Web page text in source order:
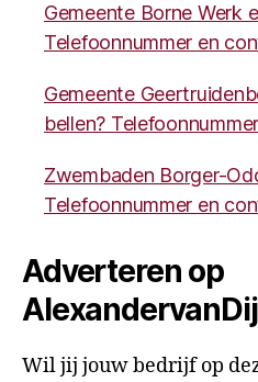
Gemeente Borne Werk
Telefoonnummer en
Gemeente
bellen?
Zwembaden Borger-
Telefoonnummer en
Adverteren op
Wil jij jouw bedrijf op